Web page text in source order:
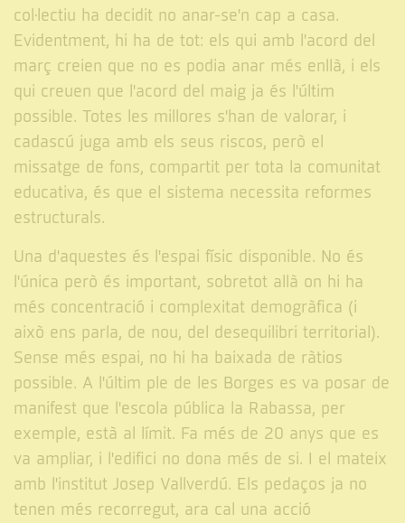
col·lectiu ha decidit no anar-se'n cap a casa.
Evidentment, hi ha de tot: els qui amb l'acord del
març creien que no es podia anar més enllà, i els
qui creuen que l'acord del maig ja és l'últim
possible. Totes les millores s'han de valorar, i
cadascú juga amb els seus riscos, però el
missatge de fons, compartit per tota la comunitat
educativa, és que el sistema necessita reformes
estructurals.
Una d'aquestes és l'espai físic disponible. No és
l'única però és important, sobretot allà on hi ha
més concentració i complexitat demogràfica (i
això ens parla, de nou, del desequilibri territorial).
Sense més espai, no hi ha baixada de ràtios
possible. A l'últim ple de les Borges es va posar de
manifest que l'escola pública la Rabassa, per
exemple, està al límit. Fa més de 20 anys que es
va ampliar, i l'edifici no dona més de si. I el mateix
amb l'institut Josep Vallverdú. Els pedaços ja no
tenen més recorregut, ara cal una acció